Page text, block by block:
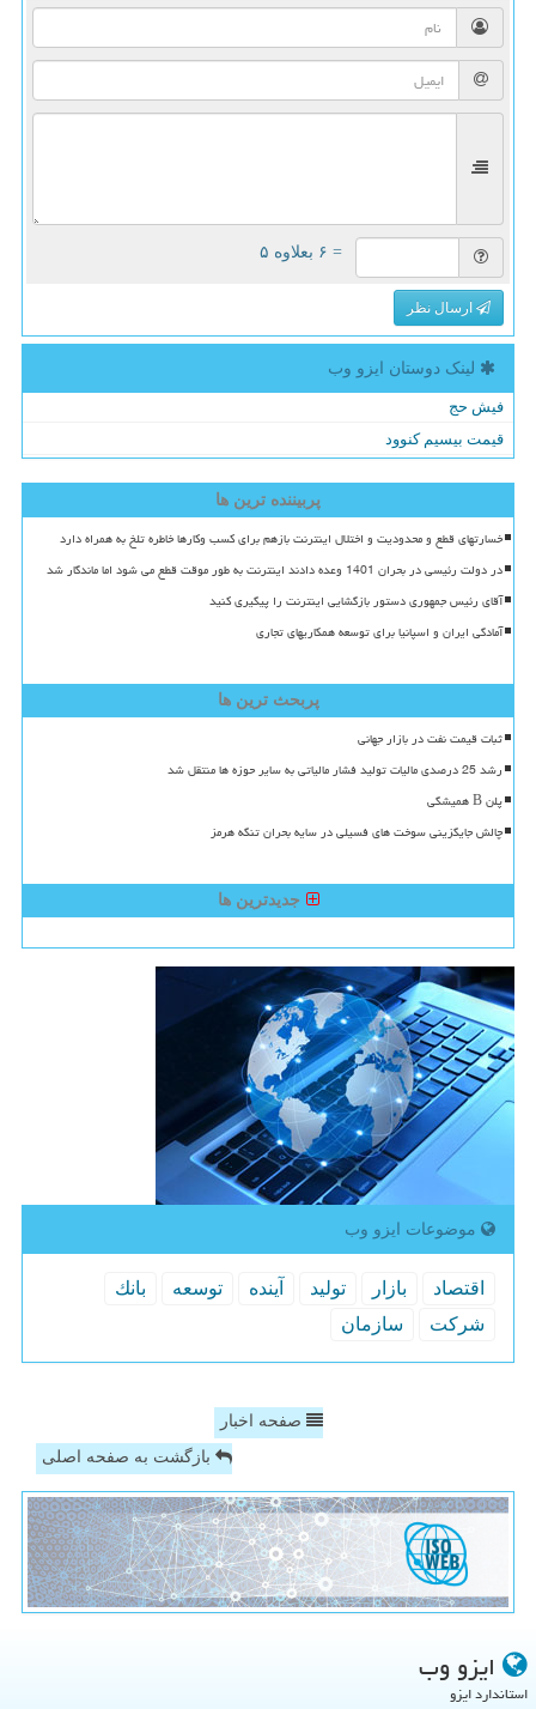
= ۶ بعلاوه ۵
ارسال نظر
لینک دوستان ایزو وب
فیش حج
قیمت بیسیم کنوود
پربیننده ترین ها
خسارتهای قطع و محدودیت و اختلال اینترنت بازهم برای کسب وکارها خاطره تلخ به همراه دارد
در دولت رئیسی در بحران 1401 وعده دادند اینترنت به طور موقت قطع می شود اما ماندگار شد
آقای رئیس جمهوری دستور بازگشایی اینترنت را پیگیری کنید
آمادگی ایران و اسپانیا برای توسعه همکاریهای تجاری
پربحث ترین ها
ثبات قیمت نفت در بازار جهانی
رشد 25 درصدی مالیات تولید فشار مالیاتی به سایر حوزه ها منتقل شد
پلن B همیشگی
چالش جایگزینی سوخت های فسیلی در سایه بحران تنگه هرمز
جدیدترین ها
موضوعات ایزو وب
اقتصاد بازار تولید آینده توسعه
بانك
شركت
سازمان
صفحه اخبار
بازگشت به صفحه اصلی
ایزو وب
استاندارد ایزو